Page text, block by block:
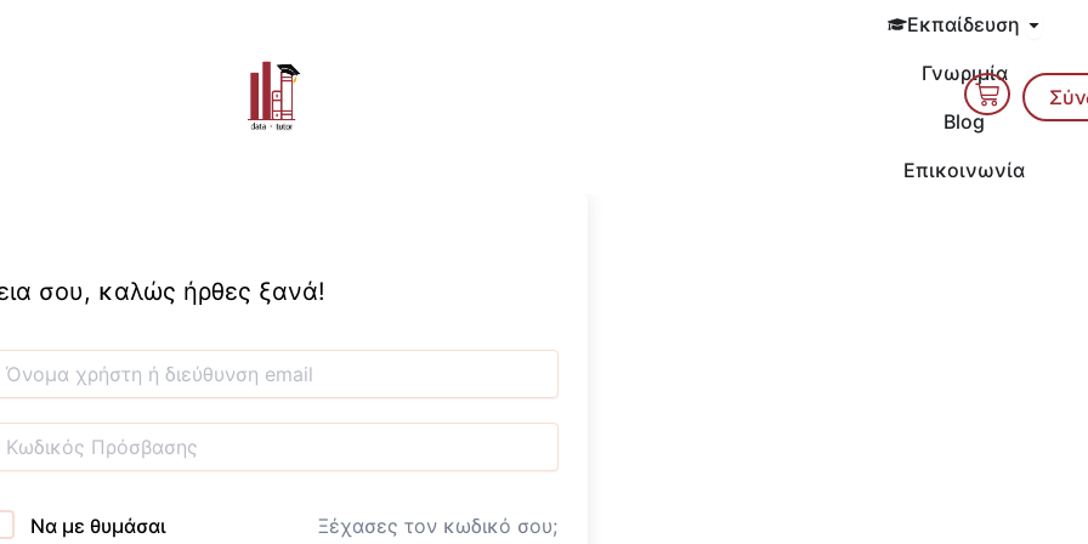
Εκπαίδευση Open
Γνωριμία
Blog
Επικοινωνία
Cart
σου, καλώς ήρθες ξανά!
Να με θυμάσαι Ξέχασες τον κωδικό σου;